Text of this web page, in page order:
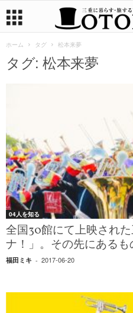
ホーム タグ 松本来夢
タグ: 松本来夢
04人を知る
全国30館にて上映され
ナ！」。その先にあるも
福田ミキ - 2017-06-20